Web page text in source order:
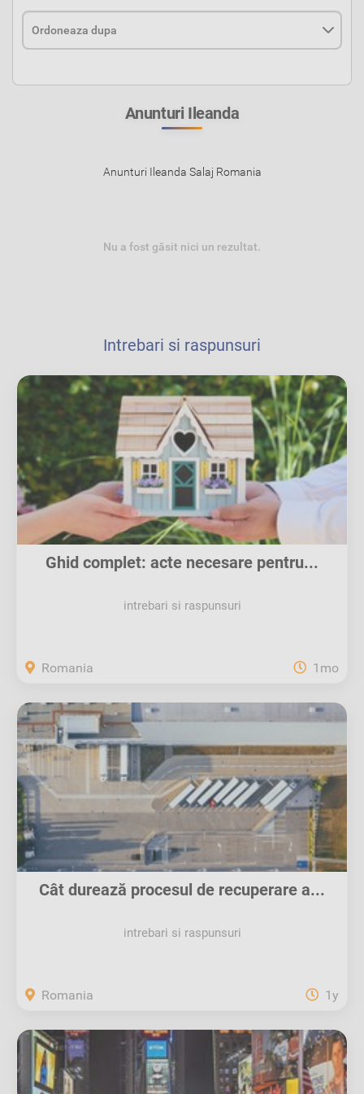
Anunturi Ileanda
Anunturi Ileanda Salaj Romania
Nu a fost găsit nici un rezultat.
Intrebari si raspunsuri
Ghid complet: acte necesare pentru...
intrebari si raspunsuri
Romania 1mo
Cât durează procesul de recuperare a...
intrebari si raspunsuri
Romania 1y